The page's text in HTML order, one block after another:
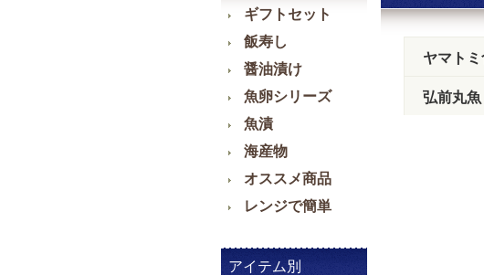
ギフトセット
飯寿し
醤油漬け
魚卵シリーズ
魚漬
海産物
オススメ商品
レンジで簡単
アイテム別
ヤマト
弘前丸魚